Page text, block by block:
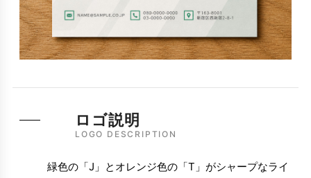
ロゴ説明
LOGO DESCRIPTION
緑色の「J」とオレンジ色の「T」がシャープなライ